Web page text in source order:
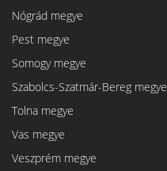
Nógrád megye
Pest megye
Somogy megye
Szabolcs-Szatmár-Bereg megye
Tolna megye
Vas megye
Veszprém megye